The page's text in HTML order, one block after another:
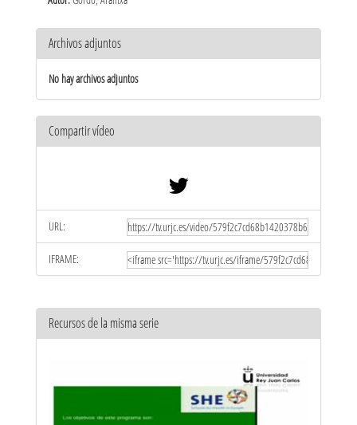
Archivos adjuntos
No hay archivos adjuntos
Compartir vídeo
URL:
IFRAME:
Recursos de la misma serie